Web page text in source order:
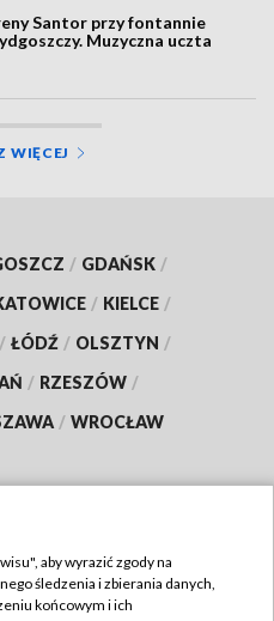
Santor przy fontannie
Muzyczna uczta
WIĘCEJ
/ GDAŃSK /
/ KIELCE /
/ ŁÓDŹ / OLSZTYN /
/ RZESZÓW /
/ WROCŁAW
aby wyrazić zgody na
śledzenia i zbierania danych,
końcowym i ich